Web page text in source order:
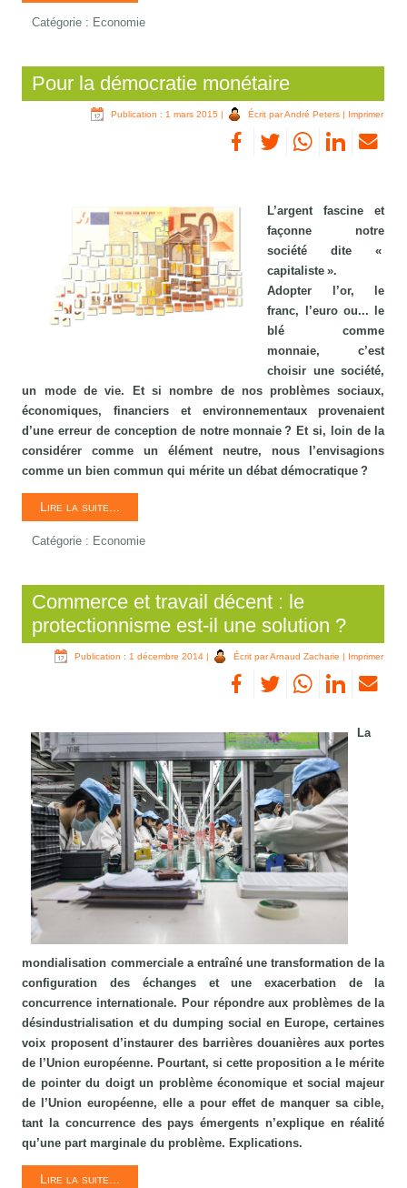
Catégorie : Economie
Pour la démocratie monétaire
Publication : 1 mars 2015 | Écrit par André Peters | Imprimer
L’argent fascine et
façonne notre
société dite «
capitaliste ».
Adopter l’or, le
franc, l’euro ou... le
blé comme
monnaie, c’est
choisir une société,
un mode de vie. Et si nombre de nos problèmes sociaux,
économiques, financiers et environnementaux provenaient
d’une erreur de conception de notre monnaie ? Et si, loin de la
considérer comme un élément neutre, nous l’envisagions
comme un bien commun qui mérite un débat démocratique ?
Lire la suite...
Catégorie : Economie
Commerce et travail décent : le
protectionnisme est-il une solution ?
Publication : 1 décembre 2014 | Écrit par Arnaud Zacharie | Imprimer
La
mondialisation commerciale a entraîné une transformation de la
configuration des échanges et une exacerbation de la
concurrence internationale. Pour répondre aux problèmes de la
désindustrialisation et du dumping social en Europe, certaines
voix proposent d’instaurer des barrières douanières aux portes
de l’Union européenne. Pourtant, si cette proposition a le mérite
de pointer du doigt un problème économique et social majeur
de l’Union européenne, elle a pour effet de manquer sa cible,
tant la concurrence des pays émergents n’explique en réalité
qu’une part marginale du problème. Explications.
Lire la suite...